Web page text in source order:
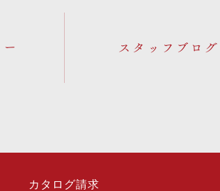
フォトギャラリー
カタログ請求